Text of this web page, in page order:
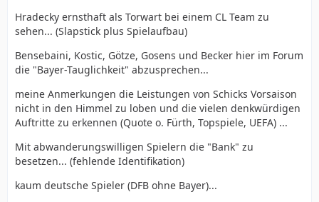
Hradecky ernsthaft als Torwart bei einem CL Team zu
sehen... (Slapstick plus Spielaufbau)
Bensebaini, Kostic, Götze, Gosens und Becker hier im Forum
die "Bayer-Tauglichkeit" abzusprechen...
meine Anmerkungen die Leistungen von Schicks Vorsaison
nicht in den Himmel zu loben und die vielen denkwürdigen
Auftritte zu erkennen (Quote o. Fürth, Topspiele, UEFA) ...
Mit abwanderungswilligen Spielern die "Bank" zu
besetzen... (fehlende Identifikation)
kaum deutsche Spieler (DFB ohne Bayer)...